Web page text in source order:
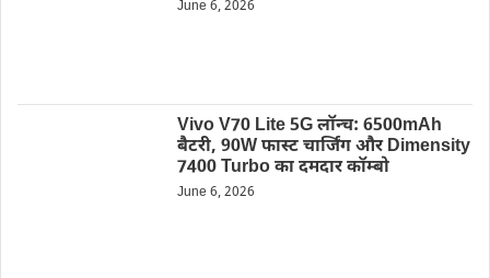
June 6, 2026
Vivo V70 Lite 5G लॉन्च: 6500mAh
बैटरी, 90W फास्ट चार्जिंग और Dimensity
7400 Turbo का दमदार कॉम्बो
June 6, 2026